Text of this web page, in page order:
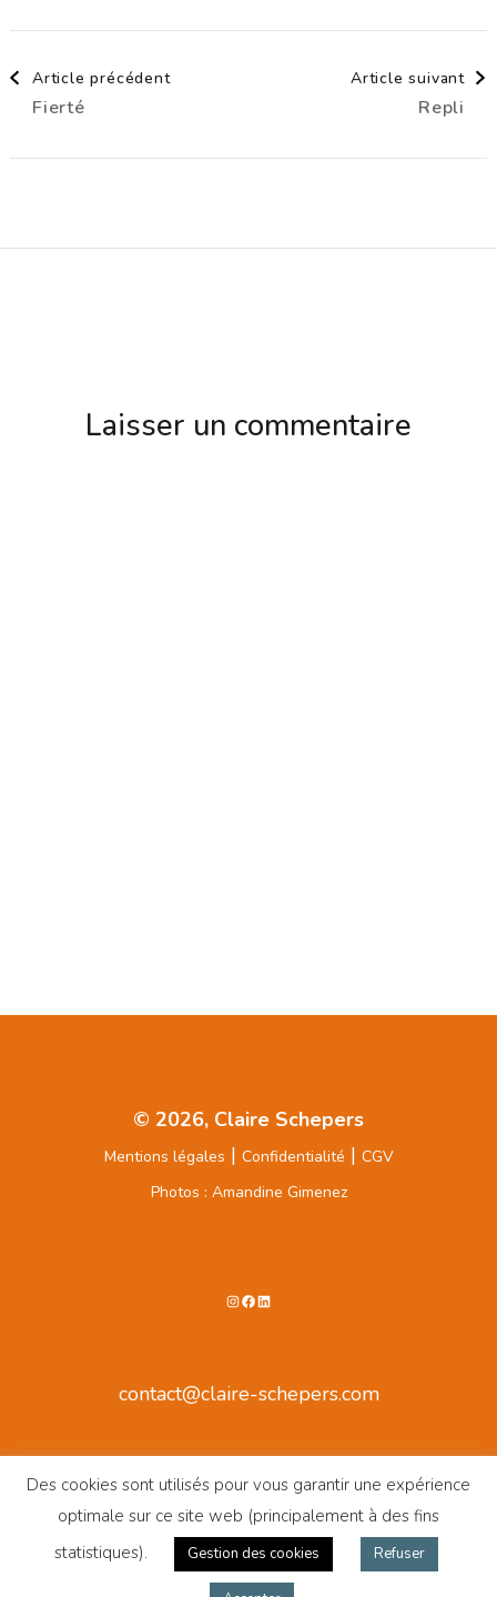
Navigation
d'article
Article précédent
Fierté
Article suivant
Repli
Laisser un commentaire
© 2026, Claire Schepers
Mentions légales | Confidentialité | CGV
Photos : Amandine Gimenez
Instagram
Facebook
LinkedIn
contact@claire-schepers.com
Des cookies sont utilisés pour vous garantir une expérience
optimale sur ce site web (principalement à des fins
statistiques).
Gestion des cookies Refuser